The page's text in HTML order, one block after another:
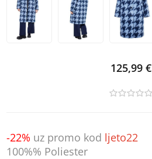
125,99 €
-22% uz promo kod ljeto22
100%% Poliester